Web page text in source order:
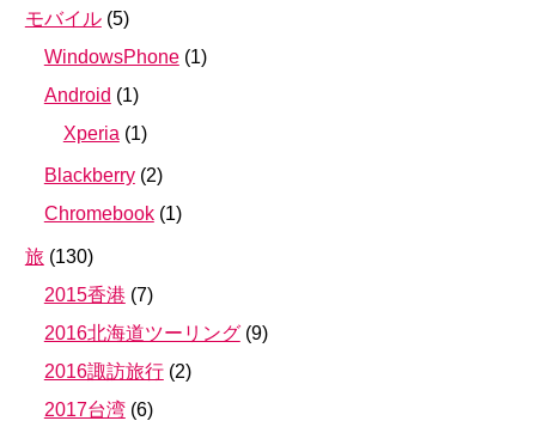
モバイル (5)
WindowsPhone (1)
Android (1)
Xperia (1)
Blackberry (2)
Chromebook (1)
旅 (130)
2015香港 (7)
2016北海道ツーリング (9)
2016諏訪旅行 (2)
2017台湾 (6)